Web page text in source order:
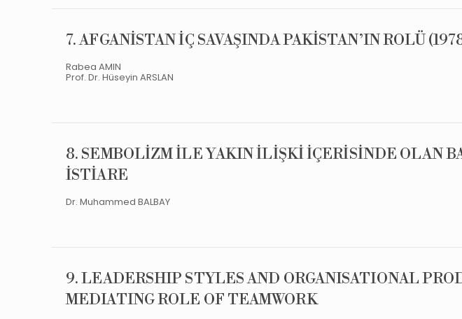
7. AFGANİSTAN İÇ SAVAŞINDA PAKİSTAN’IN ROLÜ
Rabea AMIN
Prof. Dr. Hüseyin ARSLAN
8. SEMBOLİZM İLE YAKIN İLİŞKİ İÇERİSİNDE OLAN
İSTİARE
Dr. Muhammed BALBAY
9. LEADERSHIP STYLES AND ORGANISATIONAL
MEDIATING ROLE OF TEAMWORK